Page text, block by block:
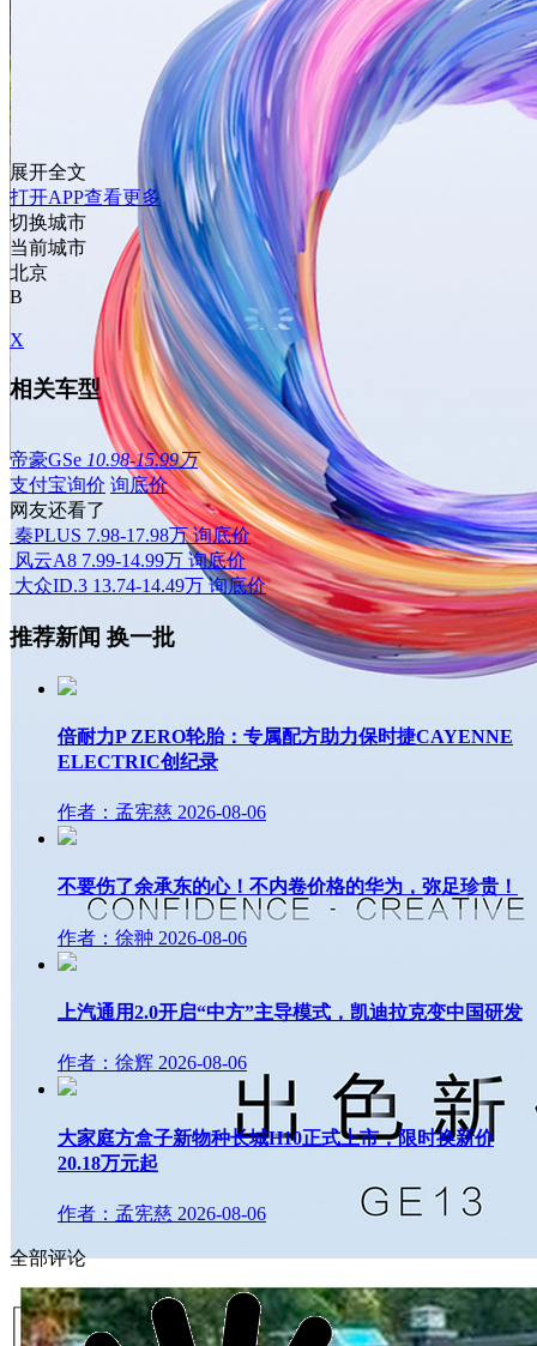
展开全文
打开APP查看更多
切换城市
当前城市
北京
B
X
相关车型
帝豪GSe 10.98-15.99万
支付宝询价 询底价
网友还看了
秦PLUS 7.98-17.98万 询底价
风云A8 7.99-14.99万 询底价
大众ID.3 13.74-14.49万 询底价
推荐新闻 换一批
倍耐力P ZERO轮胎：专属配方助力保时捷CAYENNE
ELECTRIC创纪录
作者：孟宪慈 2026-08-06
不要伤了余承东的心！不内卷价格的华为，弥足珍贵！
作者：徐翀 2026-08-06
上汽通用2.0开启“中方”主导模式，凯迪拉克变中国研发
作者：徐辉 2026-08-06
大家庭方盒子新物种长城H10正式上市，限时换新价
20.18万元起
作者：孟宪慈 2026-08-06
全部评论